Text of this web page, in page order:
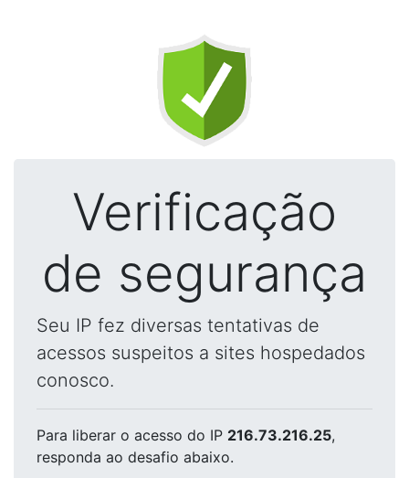
Verificação
de segurança
Seu IP fez diversas tentativas de
acessos suspeitos a sites hospedados
conosco.
Para liberar o acesso do IP 216.73.216.25,
responda ao desafio abaixo.